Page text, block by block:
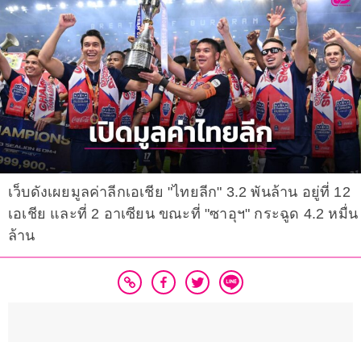
เว็บดังเผยมูลค่าลีกเอเชีย "ไทยลีก" 3.2 พันล้าน อยู่ที่ 12
เอเชีย และที่ 2 อาเซียน ขณะที่ "ซาอุฯ" กระฉูด 4.2 หมื่น
ล้าน